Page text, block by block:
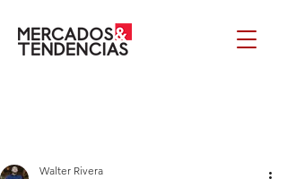
Walter Rivera